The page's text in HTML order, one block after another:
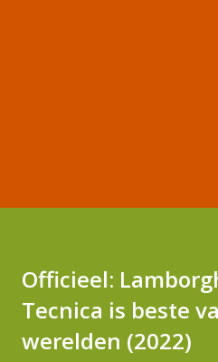
Officieel:
Tecnica is beste
werelden (2022)